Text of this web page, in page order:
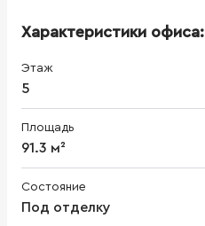
Характеристики офиса:
Этаж
5
Площадь
91.3 м²
Состояние
Под отделку